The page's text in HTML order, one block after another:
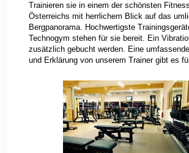
Trainieren sie in einem der schönsten
Österreichs mit herrlichem Blick auf das
Bergpanorama. Hochwertigste
Technogym stehen für sie bereit. Ein
zusätzlich gebucht werden. Eine
und Erklärung von unserem Trainer gibt es